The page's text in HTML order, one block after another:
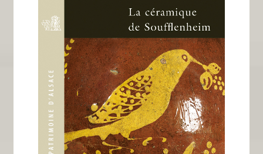
Recevoir notre newsletter
Tous nos livres
La qualité Lieux Dits
Nous contacter
Qui sommes-nous ?